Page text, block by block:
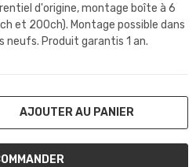
d'origine, montage boîte à 6
et 200ch). Montage possible dans
Produit garantis 1 an.
AJOUTER AU PANIER